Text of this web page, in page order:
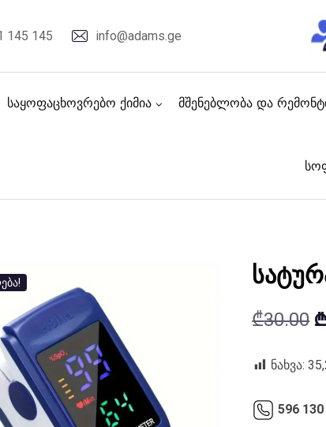
145 145 info@adams.ge
საყოფაცხოვრებო ქიმია მშენებლობა და
₾30.00 ₾
ნახვა:
596